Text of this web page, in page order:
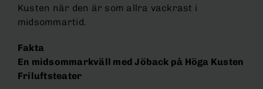
Kusten när den är som allra vackrast i
midsommartid.
Fakta
En midsommarkväll med Jöback på Höga Kusten
Friluftsteater